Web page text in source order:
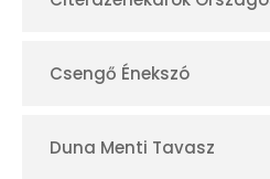
Csengő Énekszó
Duna Menti Tavasz